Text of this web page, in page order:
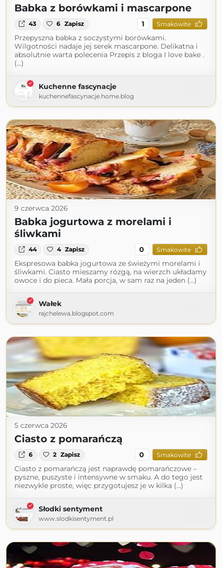
Babka z borówkami i mascarpone
43 6 Zapisz 1 Smakowite
Przepyszna babka z soczystymi borówkami.
Wilgotności nadaje jej serek mascarpone. Delikatna i
absolutnie warta polecenia Przepis z bloga I love bake .
(...)
Kuchenne fascynacje
kuchennefascynacje.home.blog
9 czerwca 2026
Babka jogurtowa z morelami i
śliwkami
44 4 Zapisz 0 Smakowite
Ekspresowa babka jogurtowa ze świeżymi morelami i
śliwkami. Ciasto mieszamy rózgą, na wierzch układamy
owoce i do pieca. Mała porcja, w sam raz na jeden (...)
Wałek
rajchelewa.blogspot.com
5 czerwca 2026
Ciasto z pomarańczą
6 2 Zapisz 0 Smakowite
Ciasto z pomarańczą jest naprawdę pomarańczowe –
pyszne, puszyste i intensywne w smaku. A do tego jest
niezwykle proste, więc przygotujesz je w kilka (...)
Słodki sentyment
www.slodkisentyment.pl